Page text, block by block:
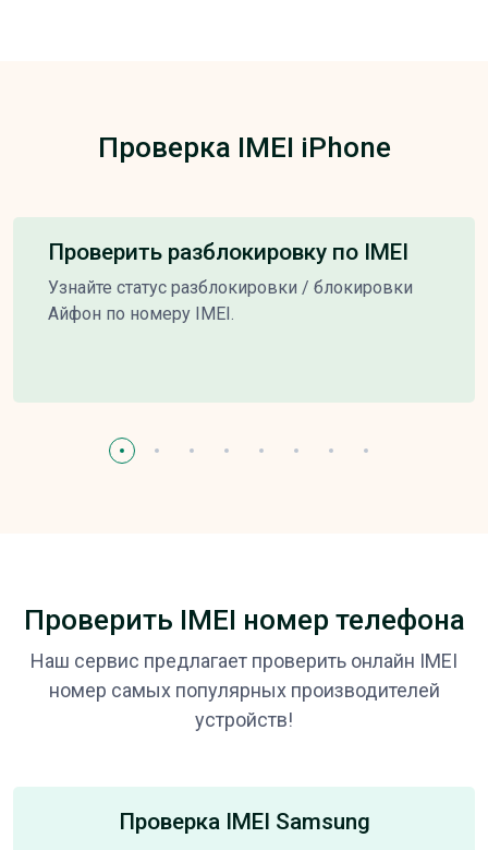
Проверка IMEI iPhone
Проверить разблокировку по IMEI
Узнайте статус разблокировки / блокировки
Айфон по номеру IMEI.
Проверить IMEI номер телефона
Наш сервис предлагает проверить онлайн IMEI
номер самых популярных производителей
устройств!
Проверка IMEI Samsung